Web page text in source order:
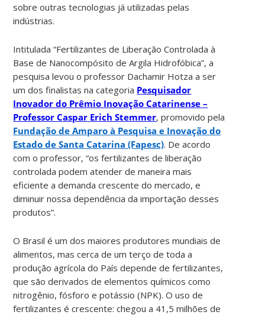
sobre outras tecnologias já utilizadas pelas
indústrias.
Intitulada “Fertilizantes de Liberação Controlada à
Base de Nanocompósito de Argila Hidrofóbica”, a
pesquisa levou o professor Dachamir Hotza a ser
um dos finalistas na categoria Pesquisador
Inovador do Prêmio Inovação Catarinense –
Professor Caspar Erich Stemmer, promovido pela
Fundação de Amparo à Pesquisa e Inovação do
Estado de Santa Catarina (Fapesc). De acordo
com o professor, “os fertilizantes de liberação
controlada podem atender de maneira mais
eficiente a demanda crescente do mercado, e
diminuir nossa dependência da importação desses
produtos”.
O Brasil é um dos maiores produtores mundiais de
alimentos, mas cerca de um terço de toda a
produção agrícola do País depende de fertilizantes,
que são derivados de elementos químicos como
nitrogênio, fósforo e potássio (NPK). O uso de
fertilizantes é crescente: chegou a 41,5 milhões de